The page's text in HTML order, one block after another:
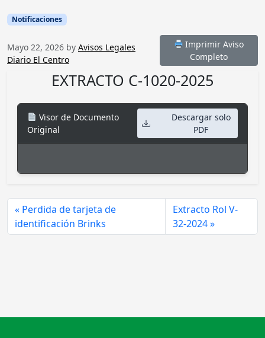
Notificaciones
Mayo 22, 2026 by Avisos Legales
Diario El Centro
Imprimir Aviso
Completo
EXTRACTO C-1020-2025
Visor de Documento
Original
Descargar solo
PDF
Perdida de tarjeta de
identificación Brinks
Extracto Rol V-
32-2024